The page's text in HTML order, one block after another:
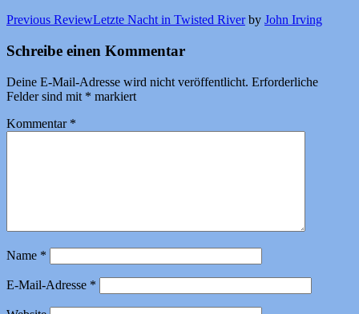
Previous ReviewLetzte Nacht in Twisted Riverby John Irving
Schreibe einen Kommentar
Deine E-Mail-Adresse wird nicht veröffentlicht. Erforderliche
Felder sind mit * markiert
Kommentar *
Name *
E-Mail-Adresse *